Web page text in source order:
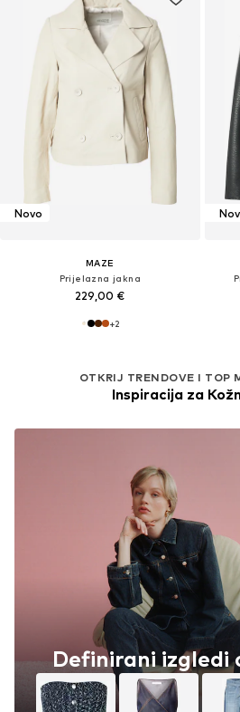
Novo
MAZE
Prijelazna jakna
229,00 €
+2
OTKRIJ TRENDOVE I TOP
Inspiracija za
Definirani izgledi